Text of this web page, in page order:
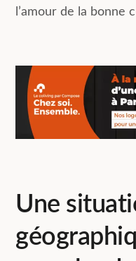
l’amour de la bonne
Une